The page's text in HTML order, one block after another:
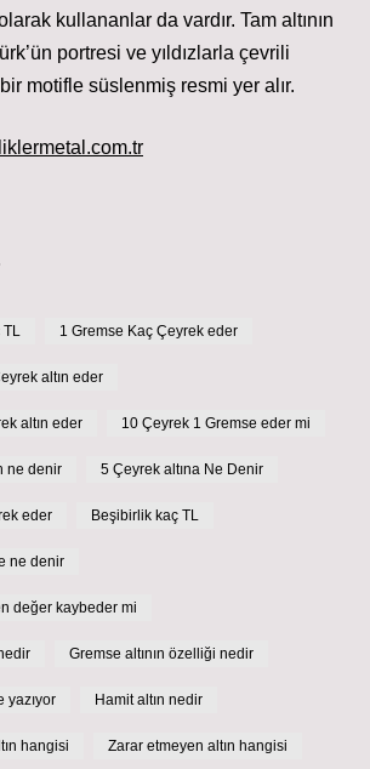
kullananlar da vardır. Tam altının
portresi ve yıldızlarla çevrili
motifle süslenmiş resmi yer alır.
TL 1 Gremse Kaç Çeyrek eder
altın eder
altın eder 10 Çeyrek 1 Gremse eder mi
ne denir 5 Çeyrek altına Ne Denir
eder Beşibirlik kaç TL
ne denir
değer kaybeder mi
Gremse altının özelliği nedir
yazıyor Hamit altın nedir
hangisi Zarar etmeyen altın hangisi